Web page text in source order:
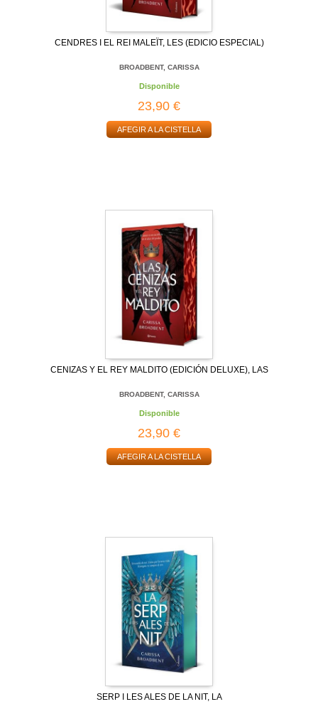
CENDRES I EL REI MALEÏT, LES (EDICIO ESPECIAL)
BROADBENT, CARISSA
Disponible
23,90 €
AFEGIR A LA CISTELLA
CENIZAS Y EL REY MALDITO (EDICIÓN DELUXE), LAS
BROADBENT, CARISSA
Disponible
23,90 €
AFEGIR A LA CISTELLA
SERP I LES ALES DE LA NIT, LA